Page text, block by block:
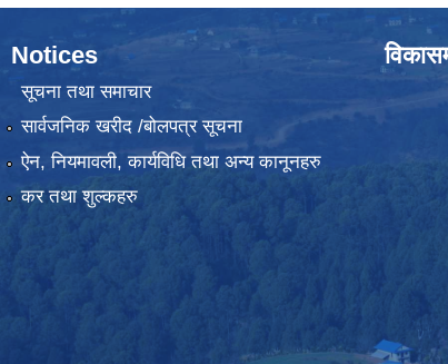
Notices
सूचना तथा समाचार
सार्वजनिक खरीद /बोलपत्र सूचना
ऐन, नियमावली, कार्यविधि तथा अन्य कानूनहरु
कर तथा शुल्कहरु